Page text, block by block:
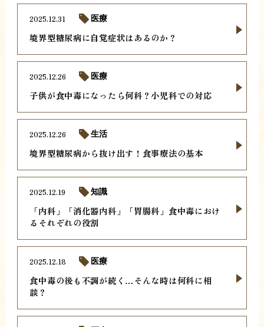
境界型糖尿病に自覚症状はあるのか？
2025.12.31 医療
子供が食中毒になったら何科？小児科での対応
2025.12.26 医療
境界型糖尿病から抜け出す！食事療法の基本
2025.12.26 生活
「内科」「消化器内科」「胃腸科」食中毒におけ
るそれぞれの役割
2025.12.19 知識
食中毒の後も不調が続く…そんな時は何科に相
談？
2025.12.18 医療